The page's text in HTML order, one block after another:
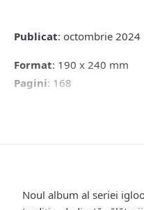
Publicat: octombrie 2024
Format: 190 x 240 mm
Pagini: 168
Noul album al seriei